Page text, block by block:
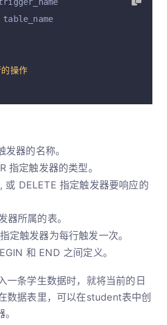
trigger_name
table_name
操作
器的名称。
指定触发器的类型。
或 DELETE 指定触发器要响应的
所属的表。
定触发器为每行触发一次。
和 END 之间定义。
一条学生数据时，就将当前的日
数据表里，可以在student表中创